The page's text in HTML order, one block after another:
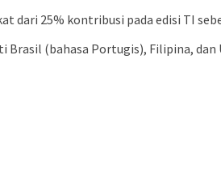
dari 25% kontribusi pada edisi TI
(bahasa Portugis), Filipina, dan